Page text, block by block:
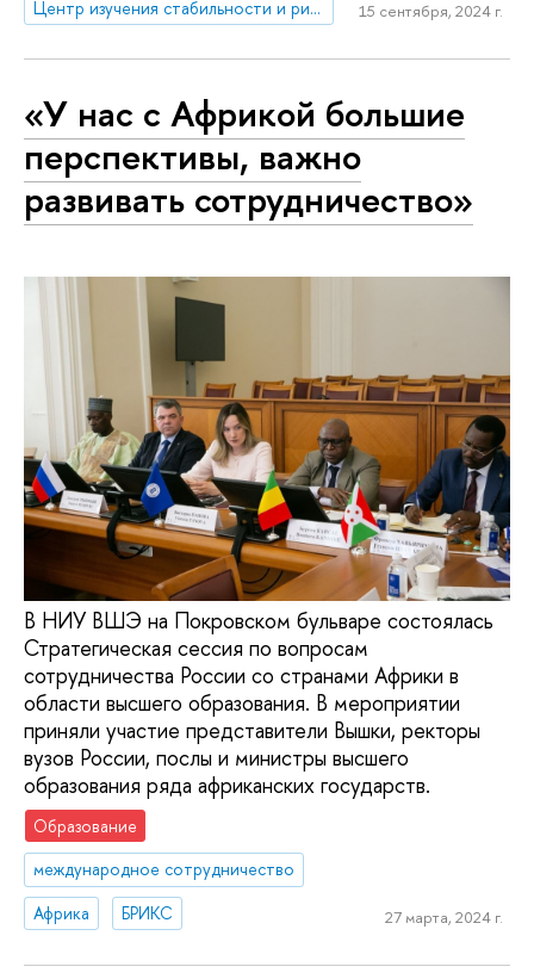
Центр изучения стабильности и рисков 15 сентября, 2024 г.
«У нас с Африкой большие
перспективы, важно
развивать сотрудничество»
В НИУ ВШЭ на Покровском бульваре состоялась
Стратегическая сессия по вопросам
сотрудничества России со странами Африки в
области высшего образования. В мероприятии
приняли участие представители Вышки, ректоры
вузов России, послы и министры высшего
образования ряда африканских государств.
Образование
международное сотрудничество
Африка
БРИКС 27 марта, 2024 г.